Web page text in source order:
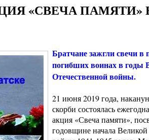
«СВЕЧА ПАМЯТИ»
Братчане зажгли свечи в
погибших воинах в годы
Отечественной войны.
21 июня 2019 года,
скорби состоялась
акция «Свеча памяти»,
годовщине начала